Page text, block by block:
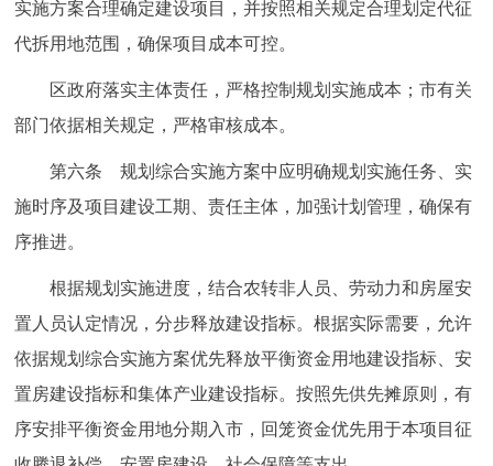
实施方案合理确定建设项目，并按照相关规定合理划定代征
代拆用地范围，确保项目成本可控。
区政府落实主体责任，严格控制规划实施成本；市有关
部门依据相关规定，严格审核成本。
第六条 规划综合实施方案中应明确规划实施任务、实
施时序及项目建设工期、责任主体，加强计划管理，确保有
序推进。
根据规划实施进度，结合农转非人员、劳动力和房屋安
置人员认定情况，分步释放建设指标。根据实际需要，允许
依据规划综合实施方案优先释放平衡资金用地建设指标、安
置房建设指标和集体产业建设指标。按照先供先摊原则，有
序安排平衡资金用地分期入市，回笼资金优先用于本项目征